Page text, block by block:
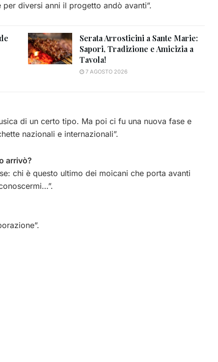
diversi anni il progetto andò avanti”.
Serata Arrosticini a Sante Marie:
Sapori, Tradizione e Amicizia a
Tavola!
7 AGOSTO 2026
di un certo tipo. Ma poi ci fu una nuova fase e
nazionali e internazionali”.
arrivò?
chi è questo ultimo dei moicani che porta avanti